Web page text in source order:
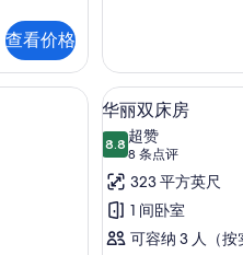
查看价格
照
片
房
(Premium)
更
信
、笔记本电脑工作区、隔音
显
示
华
丽
双
床
7
华丽双床房
8.88.8 分，满分 10 分
超赞
8 条点评
(8
条
点
评)
323 平方英尺
1 间卧室
可容纳 3 人（按